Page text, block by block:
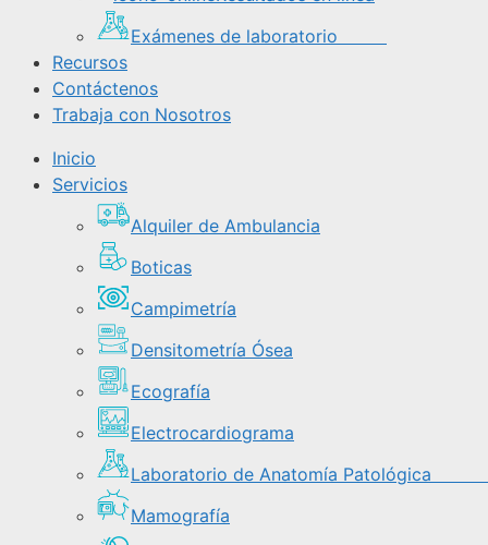
Exámenes de laboratorio
Recursos
Contáctenos
Trabaja con Nosotros
Inicio
Servicios
Alquiler de Ambulancia
Boticas
Campimetría
Densitometría Ósea
Ecografía
Electrocardiograma
Laboratorio de Anatomía
Mamografía